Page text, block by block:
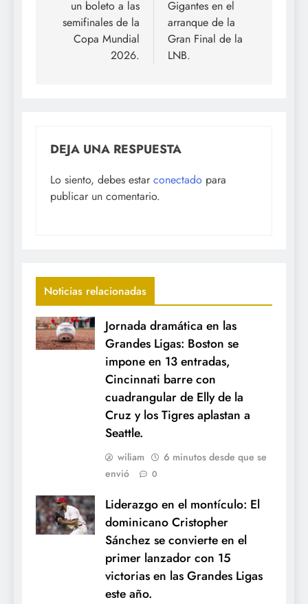
un boleto a las
semifinales de la
Copa Mundial
2026.
Gigantes en el
arranque de la
Gran Final de la
LNB.
DEJA UNA RESPUESTA
Lo siento, debes estar conectado para
publicar un comentario.
Noticias relacionadas
Jornada dramática en las
Grandes Ligas: Boston se
impone en 13 entradas,
Cincinnati barre con
cuadrangular de Elly de la
Cruz y los Tigres aplastan a
Seattle.
wiliam
6 minutos desde que se
envió
0
Liderazgo en el montículo: El
dominicano Cristopher
Sánchez se convierte en el
primer lanzador con 15
victorias en las Grandes Ligas
este año.